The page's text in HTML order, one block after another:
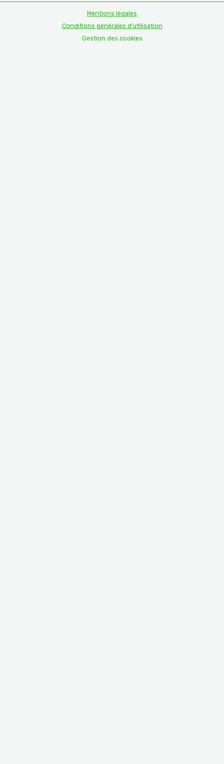
Mentions légales
Conditions générales d'utilisation
Gestion des cookies